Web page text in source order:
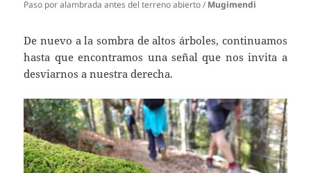
Paso por alambrada antes del terreno abierto / Mugimendi
De nuevo a la sombra de altos árboles, continuamos
hasta que encontramos una señal que nos invita a
desviarnos a nuestra derecha.